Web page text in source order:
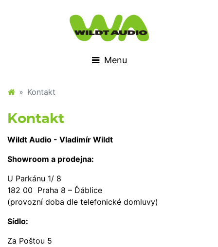
Kontakt
Kontakt
Wildt Audio - Vladimír Wildt
Showroom a prodejna:
U Parkánu 1/ 8
182 00 Praha 8 – Ďáblice
(provozní doba dle telefonické domluvy)
Sídlo:
Za Poštou 5